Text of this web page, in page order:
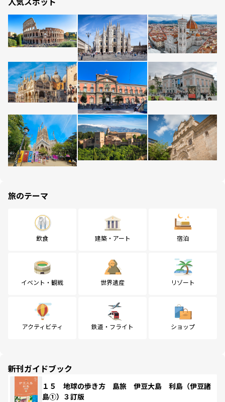
旅のテーマ
飲食 建築・アート 宿泊
イベント・観戦 世界遺産 リゾート
アクティビティ 鉄道・フライト ショップ
新刊ガイドブック
１５ 地球の歩き方 島旅 伊豆大島 利島（伊豆諸
島①）３訂版